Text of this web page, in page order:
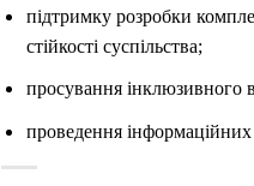
підтримку розробки
стійкості суспільства;
просування інклюзивного
проведення інформаційних